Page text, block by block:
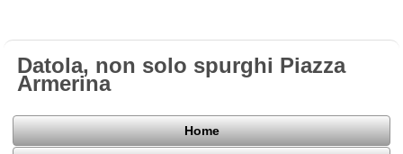
Datola, non solo spurghi Piazza
Armerina
Home